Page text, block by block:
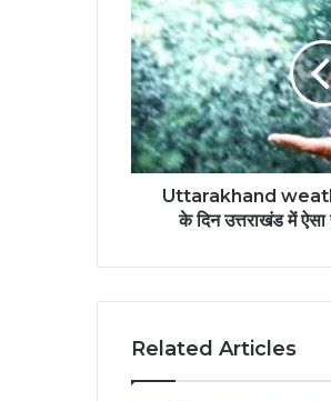
Uttarakhand
के दिन उत्तराखंड में ऐसा
Related Articles